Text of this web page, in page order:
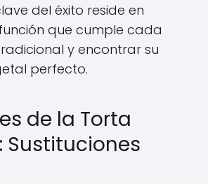
del éxito reside en
que cumple cada
y encontrar su
perfecto.
de la Torta
Sustituciones